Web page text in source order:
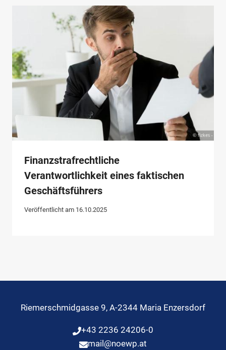
Finanzstrafrechtliche
Verantwortlichkeit eines faktischen
Geschäftsführers
Veröffentlicht am 16.10.2025
Riemerschmidgasse 9, A-2344 Maria Enzersdorf
+43 2236 24206-0
mail@noewp.at